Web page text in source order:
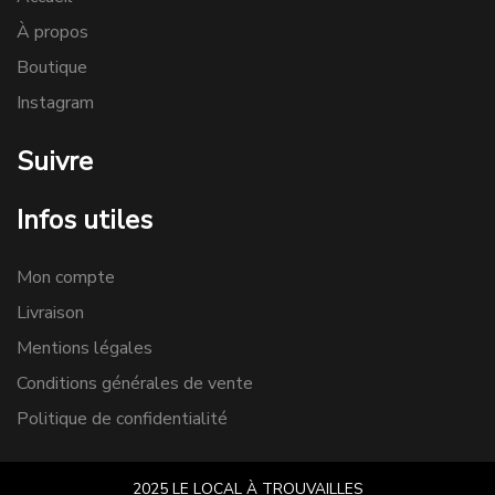
À propos
Boutique
Instagram
Suivre
Infos utiles
Mon compte
Livraison
Mentions légales
Conditions générales de vente
Politique de confidentialité
2025 LE LOCAL À TROUVAILLES